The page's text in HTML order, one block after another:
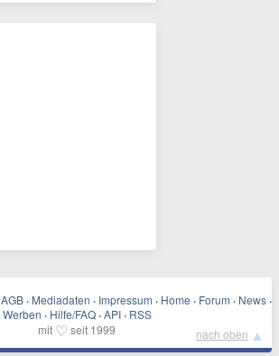
AGB · Mediadaten · Impressum · Home · Forum · News ·
Werben · Hilfe/FAQ · API · RSS
mit ♡ seit 1999 nach oben ▲